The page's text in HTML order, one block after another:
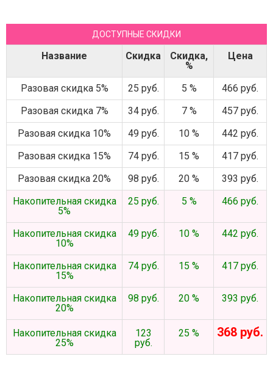
ДОСТУПНЫЕ СКИДКИ
Название Скидка
Скидка,
%
Цена
Разовая скидка 5% 25 руб. 5 %
466 руб.
Разовая скидка 7%
34 руб. 7 %
457 руб.
Разовая скидка 10%
49 руб. 10 %
442 руб.
Разовая скидка 15%
74 руб. 15 %
417 руб.
Разовая скидка 20%
98 руб. 20 %
393 руб.
Накопительная скидка
5%
25 руб. 5 % 466 руб.
Накопительная скидка
10%
49 руб. 10 % 442 руб.
Накопительная скидка
15%
74 руб. 15 % 417 руб.
Накопительная скидка
20%
98 руб. 20 % 393 руб.
Накопительная скидка
25%
123
руб.
25 % 368 руб.